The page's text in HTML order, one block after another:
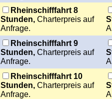
Rheinschifffahrt 8
Stunden, Charterpreis auf
Anfrage.
Rheinschifffahrt 9
Stunden, Charterpreis auf
Anfrage.
Rheinschifffahrt 10
Stunden, Charterpreis auf
Anfrage.